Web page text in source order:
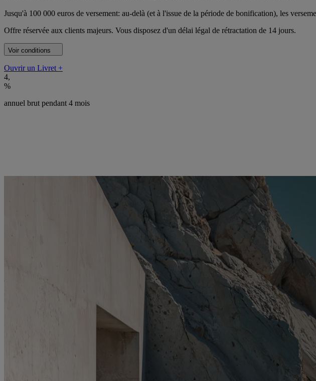
Jusqu'à 100 000 euros de versement: au-delà (et à l'issue de la période de bonification), les
Offre réservée aux clients majeurs. Vous disposez d'un délai légal de rétractation de 14 jours.
Voir conditions
Ouvrir un Livret +
4,
%
annuel brut pendant 4 mois